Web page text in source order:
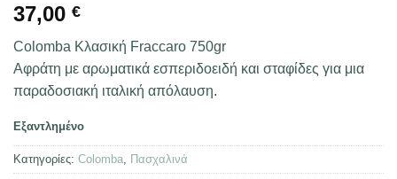
37,00 €
Colomba Κλασική Fraccaro 750gr
Αφράτη με αρωματικά εσπεριδοειδή και σταφίδες για μια
παραδοσιακή ιταλική απόλαυση.
Εξαντλημένο
Κατηγορίες: Colomba, Πασχαλινά